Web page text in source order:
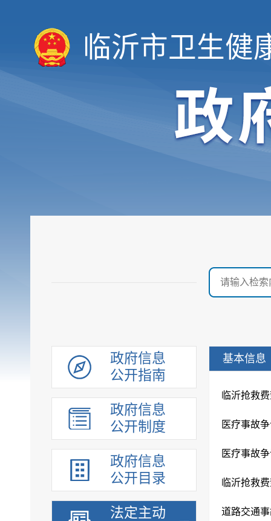
临沂市卫生健
政府信息
公开指南
政府信息
公开制度
政府信息
公开目录
法定主动
基本信息
临沂抢救
医疗事故
医疗事故
临沂抢救
道路交通